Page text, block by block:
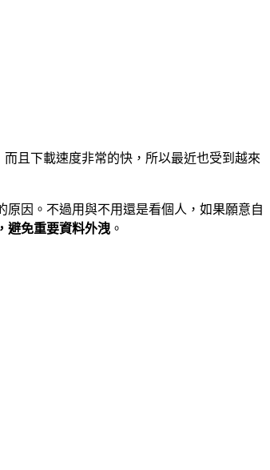
且下載速度非常的快，所以最近也受到越來
因。不過用與不用還是看個人，如果願意自
避免重要資料外洩 。